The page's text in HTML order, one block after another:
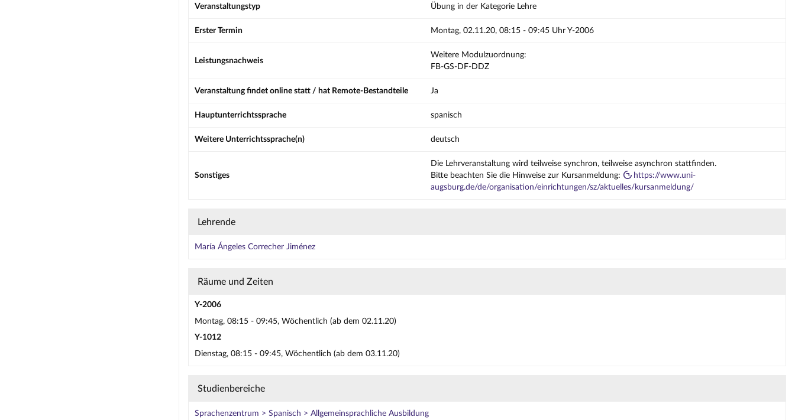
Veranstaltungstyp Übung in der Kategorie Lehre
Erster Termin Montag, 02.11.20, 08:15 - 09:45 Uhr Y-2006
Leistungsnachweis
Weitere Modulzuordnung:
FB-GS-DF-DDZ
Veranstaltung findet online statt / hat Remote-Bestandteile Ja
Hauptunterrichtssprache spanisch
Weitere Unterrichtssprache(n) deutsch
Sonstiges
Die Lehrveranstaltung wird teilweise synchron, teilweise asynchron stattfinden.
Bitte beachten Sie die Hinweise zur Kursanmeldung:
https://www.uni-
augsburg.de/de/organisation/einrichtungen/sz/aktuelles/kursanmeldung/
Lehrende
María Ángeles Correcher Jiménez
Räume und Zeiten
Y-2006
Montag, 08:15 - 09:45, Wöchentlich (ab dem 02.11.20)
Y-1012
Dienstag, 08:15 - 09:45, Wöchentlich (ab dem 03.11.20)
Studienbereiche
Sprachenzentrum > Spanisch > Allgemeinsprachliche Ausbildung